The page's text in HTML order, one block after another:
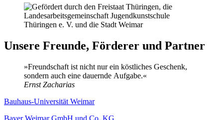
Unsere Freunde, Förderer und Partner
»Freundschaft ist nicht nur ein köstliches Geschenk,
sondern auch eine dauernde Aufgabe.«
Ernst Zacharias
Bauhaus-Universität Weimar
Bayer Weimar GmbH und Co. KG